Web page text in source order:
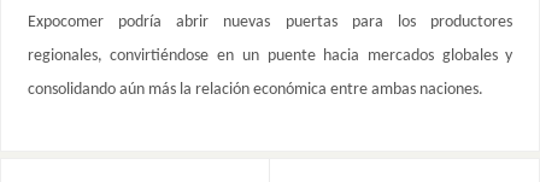
Expocomer podría abrir nuevas puertas para los productores
regionales, convirtiéndose en un puente hacia mercados globales y
consolidando aún más la relación económica entre ambas naciones.